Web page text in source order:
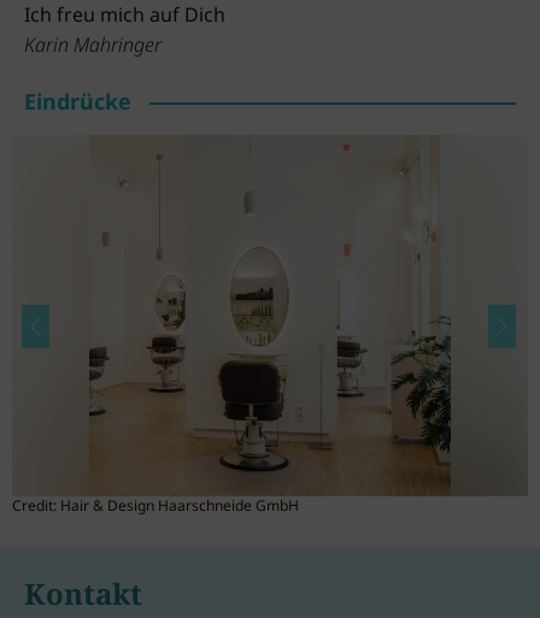
Ich freu mich auf Dich
Karin Mahringer
Eindrücke
Credit: Hair & Design Haarschneide GmbH
Kontakt